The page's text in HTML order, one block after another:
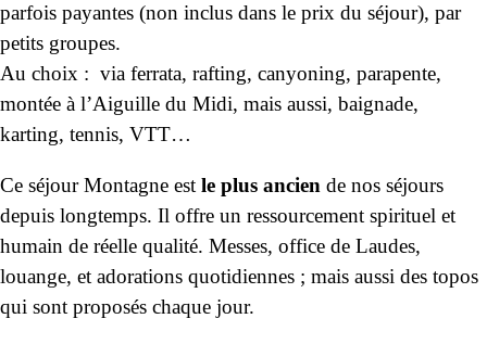
parfois payantes (non inclus dans le prix du séjour), par
petits groupes.
Au choix : via ferrata, rafting, canyoning, parapente,
montée à l’Aiguille du Midi, mais aussi, baignade,
karting, tennis, VTT…
Ce séjour Montagne est le plus ancien de nos séjours
depuis longtemps. Il offre un ressourcement spirituel et
humain de réelle qualité. Messes, office de Laudes,
louange, et adorations quotidiennes ; mais aussi des topos
qui sont proposés chaque jour.